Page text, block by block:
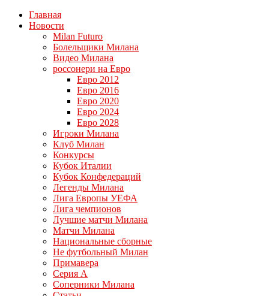
Главная
Новости
Milan Futuro
Болельщики Милана
Видео Милана
россонери на Евро
Евро 2012
Евро 2016
Евро 2020
Евро 2024
Евро 2028
Игроки Милана
Клуб Милан
Конкурсы
Кубок Италии
Кубок Конфедераций
Легенды Милана
Лига Европы УЕФА
Лига чемпионов
Лучшие матчи Милана
Матчи Милана
Национальные сборные
Не футбольный Милан
Примавера
Серия А
Соперники Милана